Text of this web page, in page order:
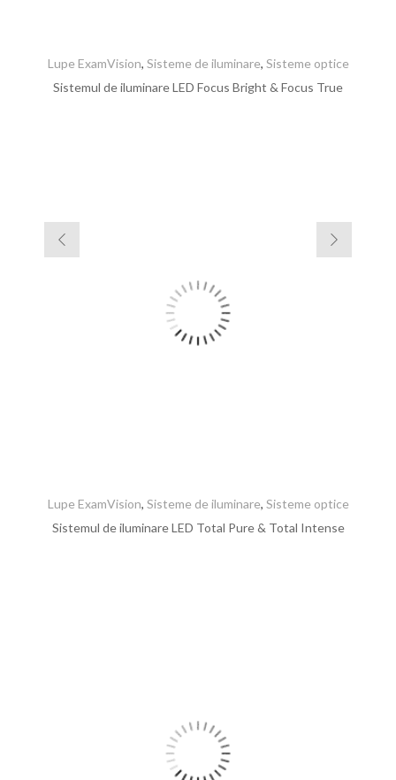
Lupe ExamVision, Sisteme de iluminare, Sisteme optice
Sistemul de iluminare LED Focus Bright & Focus True
Lupe ExamVision, Sisteme de iluminare, Sisteme optice
Sistemul de iluminare LED Total Pure & Total Intense